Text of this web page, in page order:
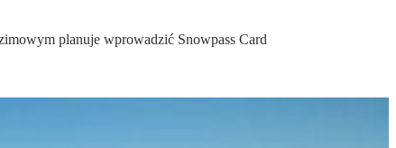
planuje wprowadzić Snowpass Card